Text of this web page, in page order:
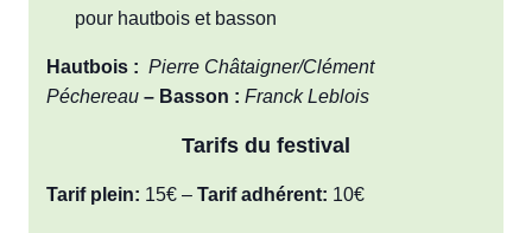
pour hautbois et basson
Hautbois : Pierre Châtaigner/Clément
Péchereau – Basson : Franck Leblois
Tarifs du festival
Tarif plein: 15€ – Tarif adhérent: 10€